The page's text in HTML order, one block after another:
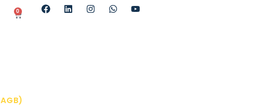
0
pulvinar dapibus leo.